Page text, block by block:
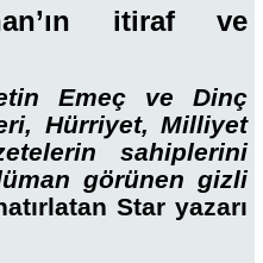
itiraf ve
Emeç ve Dinç
Hürriyet, Milliyet
sahiplerini
görünen gizli
Star yazarı